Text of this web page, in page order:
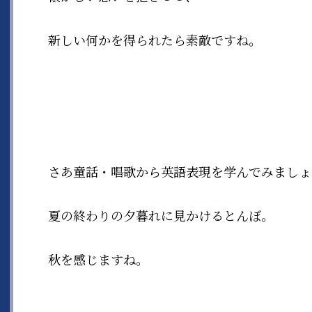
新しい何かを得られたら素敵ですね。
さあ童話・唱歌から英語表現を学んでみまし
夏の終わりの夕暮れに見かけるとんぼ。
秋を感じますね。